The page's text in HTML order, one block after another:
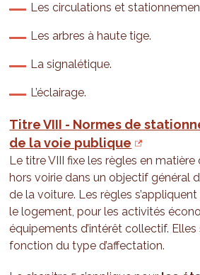
Les circulations et
Les arbres à haute tige.
La signalétique.
L’éclairage.
Titre VIII - Normes de
de la voie publique
Le titre VIII fixe les règles en
hors voirie dans un objectif général
de la voiture. Les règles
le logement, pour les activités
équipements d’intérêt collectif.
fonction du type d’affectation.